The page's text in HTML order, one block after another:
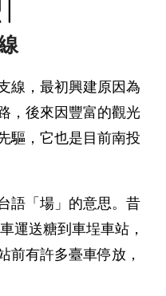
線，最初興建原因為
，後來因豐富的觀光
驅，它也是目前南投
語「場」的意思。昔
運送糖到車埕車站，
前有許多臺車停放，